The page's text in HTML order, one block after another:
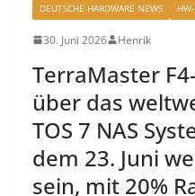
DEUTSCHE HARDWARE NEWS
30. Juni 2026 Henrik
TerraMaster
über das
TOS 7 NAS
dem 23. Juni
sein, mit 20%